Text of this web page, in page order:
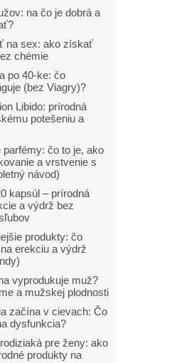
na čo je dobrá a
na sex: ako získať
chémie
po 40-ke: čo
(bez Viagry)?
Libido: prírodná
potešeniu a
parfémy: čo to je, ako
a vrstvenie s
návod)
kapsúl – prírodná
a výdrž bez
produkty: čo
erekciu a výdrž
vyprodukuje muž?
a mužskej plodnosti
začína v cievach: Čo
dysfunkcia?
pre ženy: ako
produkty na